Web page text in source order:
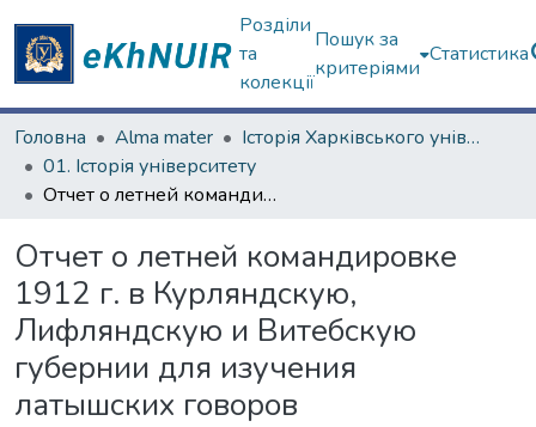
Розділи
та
колекції
Пошук за
критеріями
Статистика
Головна Alma mater
Історія Харківського університету
01. Історія університету
Отчет о летней командировке 1912 г. в Курляндскую, Лифляндскую и Витебскую губернии для изучения латышских говоров
Отчет о летней командировке
1912 г. в Курляндскую,
Лифляндскую и Витебскую
губернии для изучения
латышских говоров